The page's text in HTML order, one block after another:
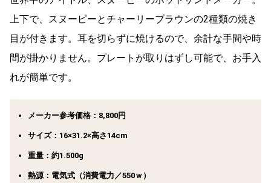
上下で、スヌーピーとチャーリーブラウンの2種類の焼き
目が付きます。耳を切らずに焼けるので、余計な手間や時
間が掛かりません。プレートが取りはずし可能で、お手入
れが簡単です。
メーカー参考価格：8,800円
サイズ：16×31.2×高さ14cm
重量：約1.500g
熱源：電気式（消費電力／550ｗ）